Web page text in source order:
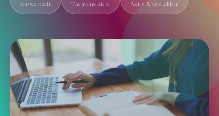
Antwortzeit Themengebiete Aktiv & erreichbar